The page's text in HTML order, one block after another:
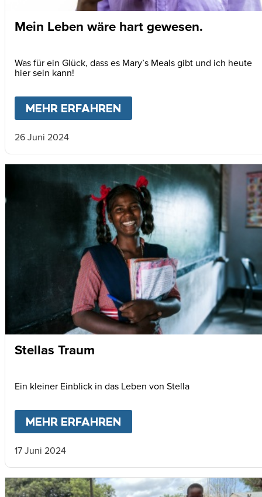
Mein Leben wäre hart gewesen.
Was für ein Glück, dass es Mary’s Meals gibt und ich heute
hier sein kann!
MEHR ERFAHREN
26 Juni 2024
Stellas Traum
Ein kleiner Einblick in das Leben von Stella
MEHR ERFAHREN
17 Juni 2024